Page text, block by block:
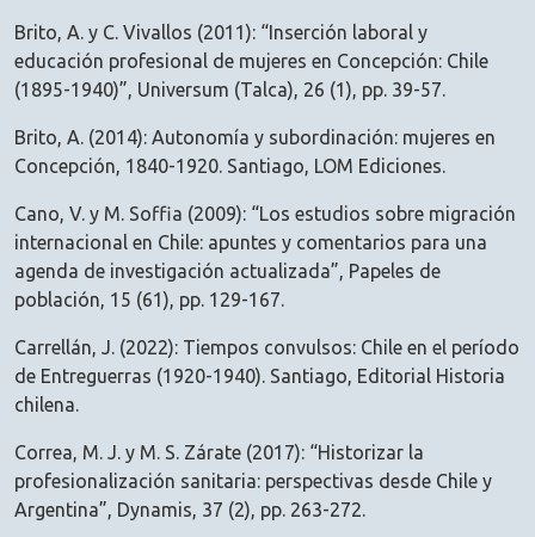
Brito, A. y C. Vivallos (2011): “Inserción laboral y
educación profesional de mujeres en Concepción: Chile
(1895-1940)”, Universum (Talca), 26 (1), pp. 39-57.
Brito, A. (2014): Autonomía y subordinación: mujeres en
Concepción, 1840-1920. Santiago, LOM Ediciones.
Cano, V. y M. Soffia (2009): “Los estudios sobre migración
internacional en Chile: apuntes y comentarios para una
agenda de investigación actualizada”, Papeles de
población, 15 (61), pp. 129-167.
Carrellán, J. (2022): Tiempos convulsos: Chile en el período
de Entreguerras (1920-1940). Santiago, Editorial Historia
chilena.
Correa, M. J. y M. S. Zárate (2017): “Historizar la
profesionalización sanitaria: perspectivas desde Chile y
Argentina”, Dynamis, 37 (2), pp. 263-272.